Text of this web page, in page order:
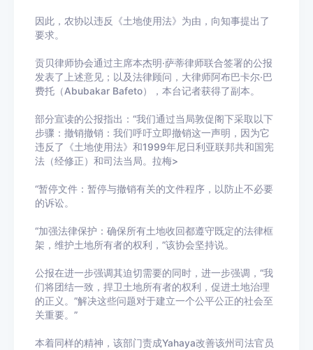
因此，农协以违反《土地使用法》为由，向知事提出了
要求。
贡贝律师协会通过主席本杰明·萨蒂律师联合签署的公报
发表了上述意见；以及法律顾问，大律师阿布巴卡尔·巴
费托（Abubakar Bafeto），本台记者获得了副本。
部分宣读的公报指出：“我们通过当局敦促阁下采取以下
步骤：撤销撤销：我们呼吁立即撤销这一声明，因为它
违反了《土地使用法》和1999年尼日利亚联邦共和国宪
法（经修正）和司法当局。拉梅>
“暂停文件：暂停与撤销有关的文件程序，以防止不必要
的诉讼。
“加强法律保护：确保所有土地收回都遵守既定的法律框
架，维护土地所有者的权利，”该协会坚持说。
公报在进一步强调其迫切需要的同时，进一步强调，“我
们将团结一致，捍卫土地所有者的权利，促进土地治理
的正义。”解决这些问题对于建立一个公平公正的社会至
关重要。”
本着同样的精神，该部门责成Yahaya改善该州司法官员